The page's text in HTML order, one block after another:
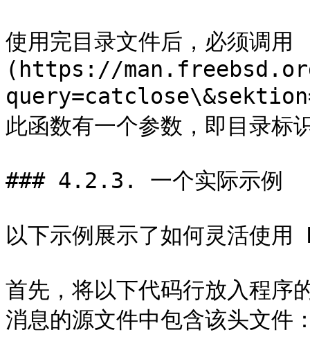
使用完目录文件后，必须
(https://
此函数有一个参数，即目录标
### 4.2.3. 一个实际示例
以下示例展示了如何灵活使用
首先，将以下代码行放入程序
消息的源文件中包含该头文件